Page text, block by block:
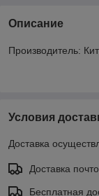
Описание
Производитель:
Условия
Доставка
Доставка
Бесплатная